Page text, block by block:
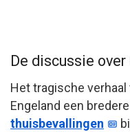
De discussie
Het tragische
Engeland een
thuisbevallingen